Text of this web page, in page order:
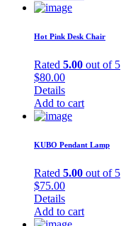
Hot Pink Desk Chair
Rated 5.00 out of 5
$80.00
Details
Add to cart
KUBO Pendant Lamp
Rated 5.00 out of 5
$75.00
Details
Add to cart